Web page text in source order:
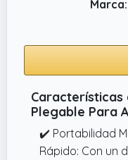
problemas de
embalaje
de regreso al
✔️ Patinete
aluminio, este
para un
cómodos.
Marca:
Características
Plegable Para
✔️ Portabilidad
Rápido: Con un